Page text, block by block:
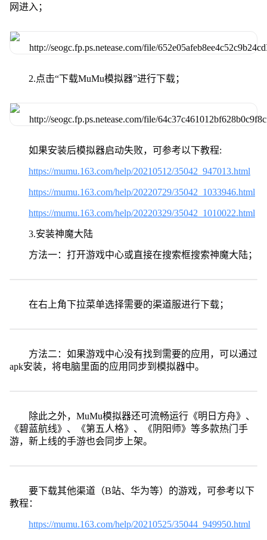
网进入；
2.点击“下载MuMu模拟器”进行下载；
如果安装后模拟器启动失败，可参考以下教程:
https://mumu.163.com/help/20210512/35042_947013.html
https://mumu.163.com/help/20220729/35042_1033946.html
https://mumu.163.com/help/20220329/35042_1010022.html
3.安装神魔大陆
方法一：打开游戏中心或直接在搜索框搜索神魔大陆；
在右上角下拉菜单选择需要的渠道服进行下载；
方法二：如果游戏中心没有找到需要的应用，可以通过
apk安装，将电脑里面的应用同步到模拟器中。
除此之外，MuMu模拟器还可流畅运行《明日方舟》、
《碧蓝航线》、《第五人格》、《阴阳师》等多款热门手
游，新上线的手游也会同步上架。
要下载其他渠道（B站、华为等）的游戏，可参考以下
教程：
https://mumu.163.com/help/20210525/35044_949950.html